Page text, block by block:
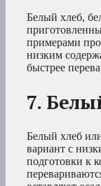
Белый хлеб,
примерами
низким
быстрее
7.
Белый хлеб
вариант с
подготовки к